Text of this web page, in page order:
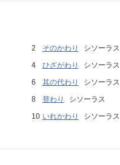
そのかわり
シソーラス
ひざがわり
シソーラス
其の代わり
シソーラス
替わり
シソーラス
いれかわり シソーラス